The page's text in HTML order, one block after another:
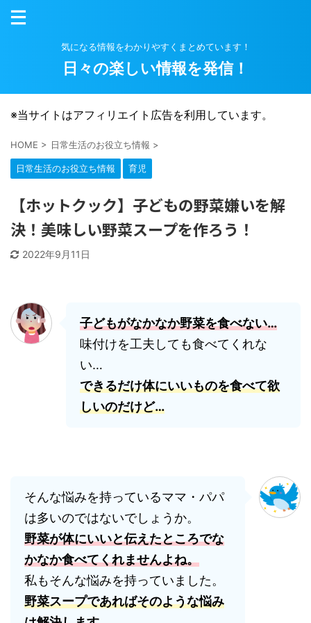
気になる情報をわかりやすくまとめています！
日々の楽しい情報を発信！
※当サイトはアフィリエイト広告を利用しています。
HOME > 日常生活のお役立ち情報 >
日常生活のお役立ち情報 育児
【ホットクック】子どもの野菜嫌いを解
決！美味しい野菜スープを作ろう！
2022年9月11日
子どもがなかなか野菜を食べない…
味付けを工夫しても食べてくれな
い…
できるだけ体にいいものを食べて欲
しいのだけど…
そんな悩みを持っているママ・パパ
は多いのではないでしょうか。
野菜が体にいいと伝えたところでな
かなか食べてくれませんよね。
私もそんな悩みを持っていました。
野菜スープであればそのような悩み